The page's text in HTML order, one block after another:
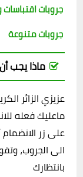
جروبات
جروبات متنوعة
ماذا يجب
عزيزي الزائر
ماعليك فعله
على زر
الى الجروب،
بانتظارك